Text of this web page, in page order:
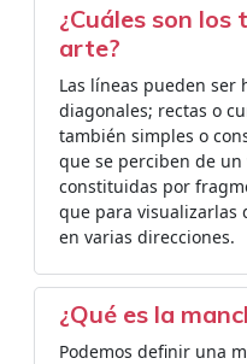
¿Cuáles son los
arte?
Las líneas pueden ser
diagonales; rectas o
también simples o
que se perciben de un
constituidas por
que para visualizarlas
en varias direcciones.
¿Qué es la
Podemos definir una